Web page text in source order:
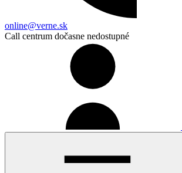
online@verne.sk
Call centrum dočasne nedostupné